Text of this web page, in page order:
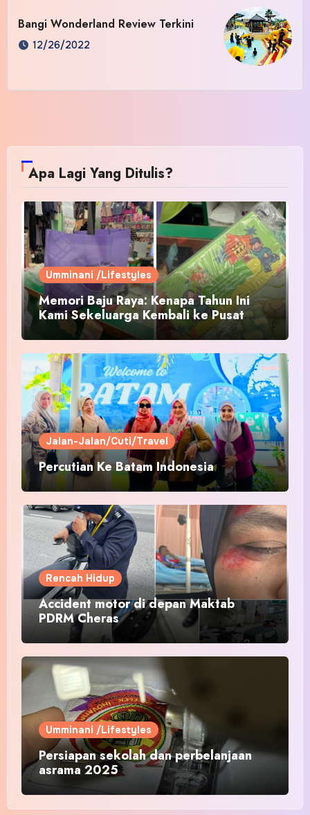
Bangi Wonderland Review Terkini
12/26/2022
Apa Lagi Yang Ditulis?
Umminani /Lifestyles
Memori Baju Raya: Kenapa Tahun Ini
Kami Sekeluarga Kembali ke Pusat
Pakaian Hari-Hari?
Jalan-Jalan/Cuti/Travel
Percutian Ke Batam Indonesia
Rencah Hidup
Accident motor di depan Maktab
PDRM Cheras
Umminani /Lifestyles
Persiapan sekolah dan perbelanjaan
asrama 2025